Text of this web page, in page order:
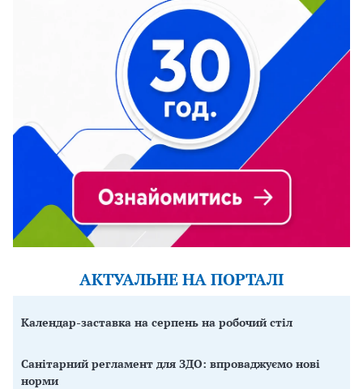
АКТУАЛЬНЕ НА ПОРТАЛІ
Календар-заставка на серпень на робочий стіл
Санітарний регламент для ЗДО: впроваджуємо нові
норми